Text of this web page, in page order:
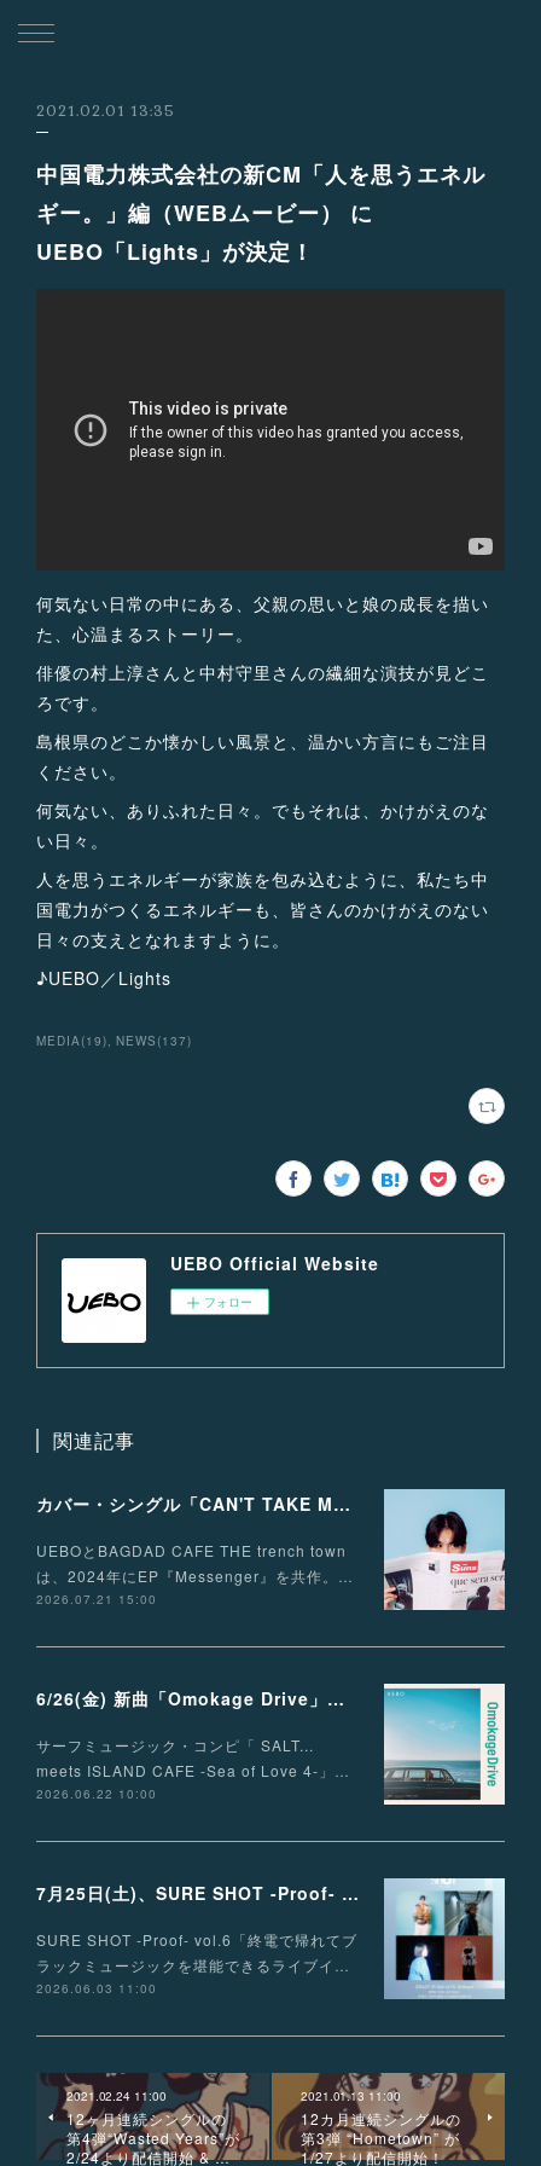
2021.02.01 13:35
中国電力株式会社の新CM「人を思うエネル
ギー。」編（WEBムービー） に
UEBO「Lights」が決定！
何気ない日常の中にある、父親の思いと娘の成長を描い
た、心温まるストーリー。
俳優の村上淳さんと中村守里さんの繊細な演技が見どこ
ろです。
島根県のどこか懐かしい風景と、温かい方言にもご注目
ください。
何気ない、ありふれた日々。でもそれは、かけがえのな
い日々。
人を思うエネルギーが家族を包み込むように、私たち中
国電力がつくるエネルギーも、皆さんのかけがえのない
日々の支えとなれますように。
♪UEBO／Lights
MEDIA (19) NEWS (137)
UEBO Official Website
フォロー
関連記事
カバー・シングル「CAN'T TAKE MY EYES OFF OF YOU」配信リリース！
UEBOとBAGDAD CAFE THE trench town
は、2024年にEP『Messenger』を共作。…
2026.07.21 15:00
6/26(金) 新曲「Omokage Drive」リリース決定
サーフミュージック・コンピ「 SALT...
meets ISLAND CAFE -Sea of Love 4-」…
2026.06.22 10:00
7月25日(土)、SURE SHOT -Proof- vol.6 出演決定！
SURE SHOT -Proof- vol.6「終電で帰れてブ
ラックミュージックを堪能できるライブイ…
2026.06.03 11:00
2021.02.24 11:00
12ヶ月連続シングルの
第4弾“Wasted Years”が
2/24より配信開始 & …
2021.01.13 11:00
12カ月連続シングルの
第3弾 “Hometown” が
1/27より配信開始！